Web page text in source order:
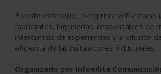
En este escenario, Iberquimia actúa
fabricantes, ingenierías, responsables de
intercambio de experiencias y la difusión
eficiencia de las instalaciones industriales.
Organizado por Infoedita